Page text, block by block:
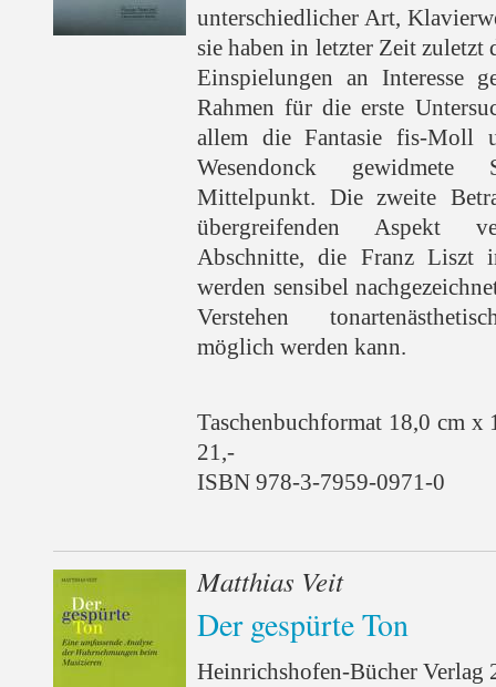
unterschiedlicher Art,
sie haben in letzter Zeit zuletzt
Einspielungen an Interesse
Rahmen für die erste
allem die Fantasie fis-Moll
Wesendonck
Mittelpunkt. Die zweite
übergreifenden Aspekt
Abschnitte, die Franz Liszt
werden sensibel
Verstehen
möglich werden kann.
Taschenbuchformat 18,0 cm
21,-
ISBN 978-3-7959-0971-0
Matthias Veit
Der gespürte Ton
Heinrichshofen-Bücher Verlag